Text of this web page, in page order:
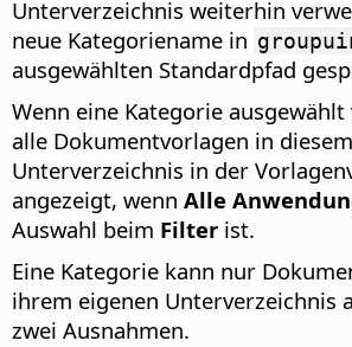
Unterverzeichnis weiterhin
neue Kategoriename in
ausgewählten Standardpfad
Wenn eine Kategorie
alle Dokumentvorlagen in diesem
Unterverzeichnis in der
angezeigt, wenn Alle
Auswahl beim Filter ist.
Eine Kategorie kann nur
ihrem eigenen Unterverzeichnis
zwei Ausnahmen.